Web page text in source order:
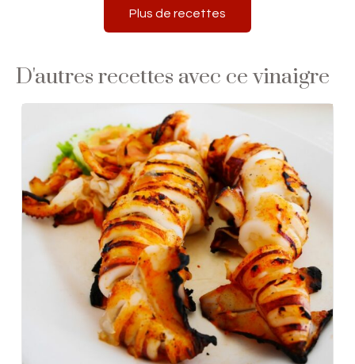
Plus de recettes
D'autres recettes avec ce vinaigre